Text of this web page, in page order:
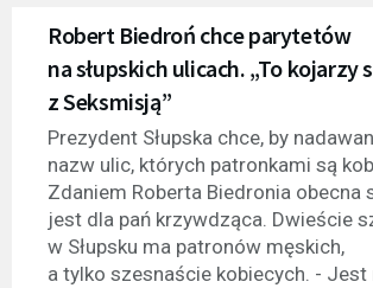
Robert Biedroń chce parytetów
na słupskich ulicach. „To kojarzy
z Seksmisją”
Prezydent Słupska chce, by
nazw ulic, których patronkami są
Zdaniem Roberta Biedronia obecna
jest dla pań krzywdząca. Dwieście
w Słupsku ma patronów męskich,
a tylko szesnaście kobiecych. -